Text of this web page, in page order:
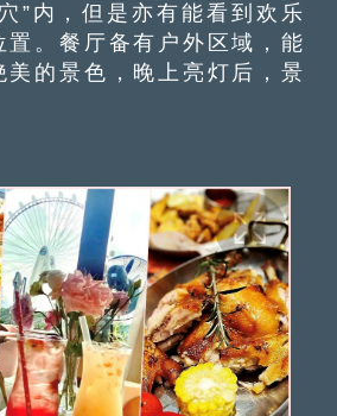
内，但是亦有能看到欢乐
置。餐厅备有户外区域，能
美的景色，晚上亮灯后，景